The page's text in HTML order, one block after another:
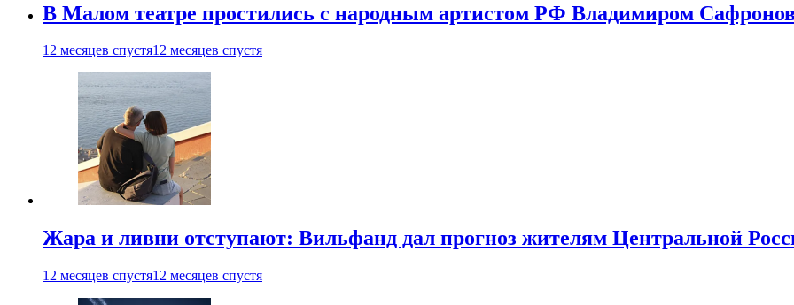
В Малом театре простились с народным артистом РФ Владимиром
12 месяцев спустя12 месяцев спустя
Жара и ливни отступают: Вильфанд дал прогноз жителям Центральной
12 месяцев спустя12 месяцев спустя